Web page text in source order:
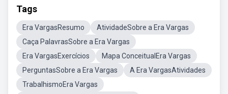
Tags
Era VargasResumo
AtividadeSobre a Era Vargas
Caça PalavrasSobre a Era Vargas
Era VargasExercícios
Mapa ConceitualEra Vargas
PerguntasSobre a Era Vargas
A Era VargasAtividades
TrabalhismoEra Vargas